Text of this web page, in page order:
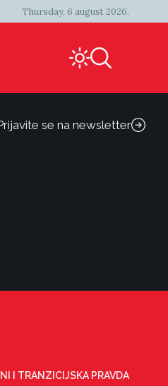
Thursday, 6 august 2026.
se na newsletter
I TRANZICIJSKA PRAVDA